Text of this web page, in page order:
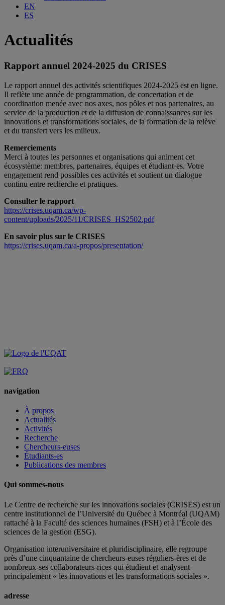
EN
ES
Actualités
Rapport annuel 2024-2025 du CRISES
Le rapport annuel des activités scientifiques 2024-2025 est en ligne.
Il reflète une année de programmation, de concertation et de
coordination menée avec nos axes, nos pôles et nos partenaires, au
service de la production et de la diffusion de connaissances sur les
innovations et transformations sociales, de la formation de la relève
et du transfert vers les milieux.
Remerciements
Merci à toutes les personnes et organisations qui animent cet
écosystème: membres, partenaires, équipes et étudiant·es. Votre
engagement rend possibles ces activités et soutient un dialogue
continu entre recherche et pratiques.
Consulter le rapport
https://crises.uqam.ca/wp-
content/uploads/2025/11/CRISES_HS2502.pdf
En savoir plus sur le CRISES
https://crises.uqam.ca/a-propos/presentation/
navigation
À propos
Actualités
Activités
Recherche
Chercheurs-euses
Étudiants-es
Publications des membres
Qui sommes-nous
Le Centre de recherche sur les innovations sociales (CRISES) est un
centre institutionnel de l’Université du Québec à Montréal (UQAM)
rattaché à la Faculté des sciences humaines (FSH) et à l’École des
sciences de la gestion (ESG).
Organisation interuniversitaire et pluridisciplinaire, elle regroupe
près d’une cinquantaine de chercheurs-euses réguliers-ères et de
nombreux-ses collaborateurs-rices qui étudient et analysent
principalement « les innovations et les transformations sociales ».
adresse